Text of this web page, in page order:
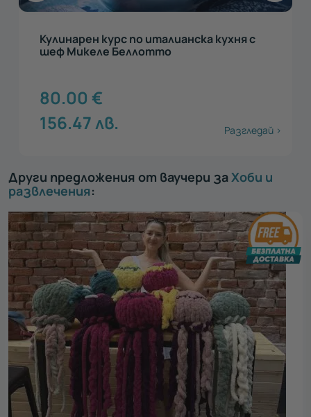
Кулинарен курс по италианска кухня с
шеф Микеле Беллотто
80.00 €
156.47лв. Разгледай >
Други предложения от ваучери заХоби и
развлечения: